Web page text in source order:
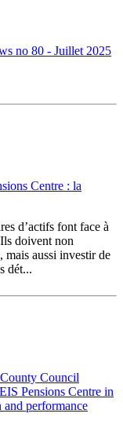
no 80 - Juillet 2025
Centre : la
d’actifs font face à
doivent non
mais aussi investir de
dét...
Council
Pensions Centre in
and performance